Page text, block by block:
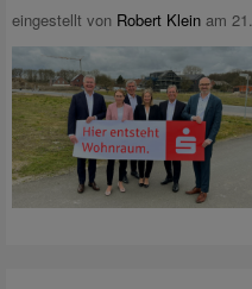
eingestellt von Robert Klein am